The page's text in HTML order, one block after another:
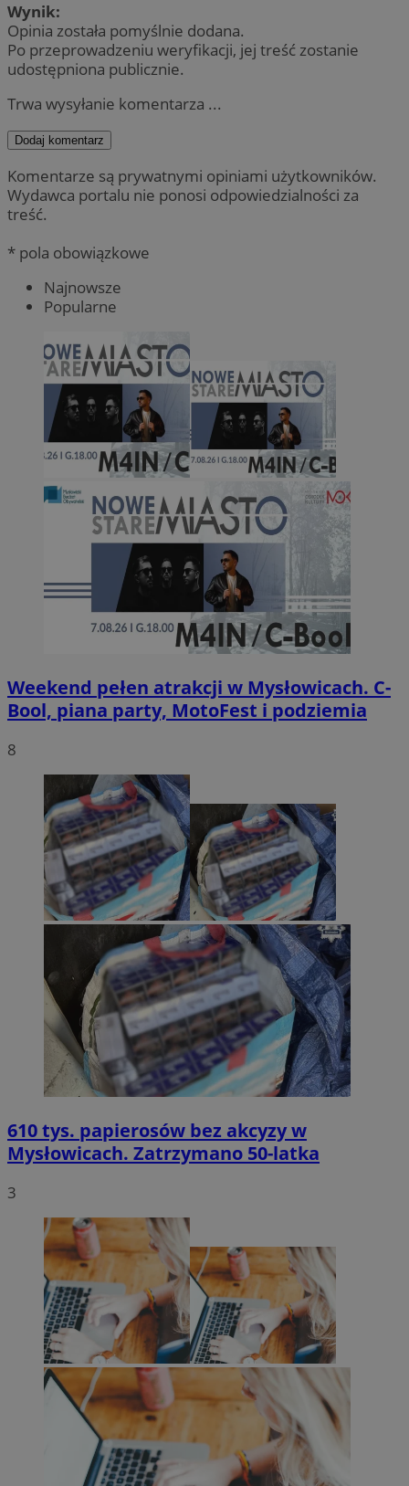
Wynik:
Opinia została pomyślnie dodana.
Po przeprowadzeniu weryfikacji, jej treść zostanie
udostępniona publicznie.
Trwa wysyłanie komentarza ...
Dodaj komentarz
Komentarze są prywatnymi opiniami użytkowników.
Wydawca portalu nie ponosi odpowiedzialności za
treść.
* pola obowiązkowe
Najnowsze
Popularne
Weekend pełen atrakcji w Mysłowicach. C-
Bool, piana party, MotoFest i podziemia
8
610 tys. papierosów bez akcyzy w
Mysłowicach. Zatrzymano 50-latka
3